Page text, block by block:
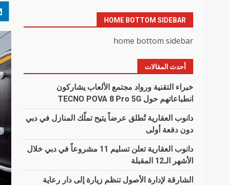
HOME BOTTOM SIDEBAR
home bottom sidebar
أحدث المقالات
خبراء التقنية ورواد مجتمع الألعاب يشاركون
انطباعاتهم حول TECNO POVA 8 Pro 5G
دانوب العقارية تُطلق عرضاً يتيح تملّك المنازل في دبي
دون دفعة أولى
دانوب العقارية تعلن تسليم 11 مشروعاً في دبي خلال
الأشهر الـ12 المقبلة
الشارقة لإدارة الأصول تنظم زيارة إلى دار رعاية